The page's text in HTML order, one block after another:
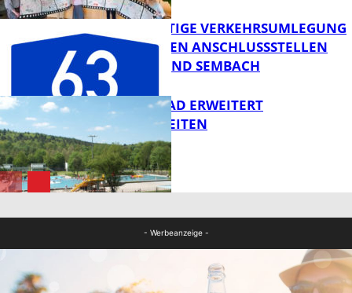
FB News
A63: VORZEITIGE VERKEHRSUMLEGUNG
ZWISCHEN DEN ANSCHLUSSSTELLEN
GÖLLHEIM UND SEMBACH
WARMFREIBAD ERWEITERT
ÖFFNUNGSZEITEN
- Werbeanzeige -